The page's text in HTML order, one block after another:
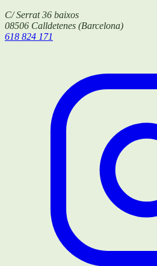
C/ Serrat 36 baixos
08506 Calldetenes (Barcelona)
618 824 171